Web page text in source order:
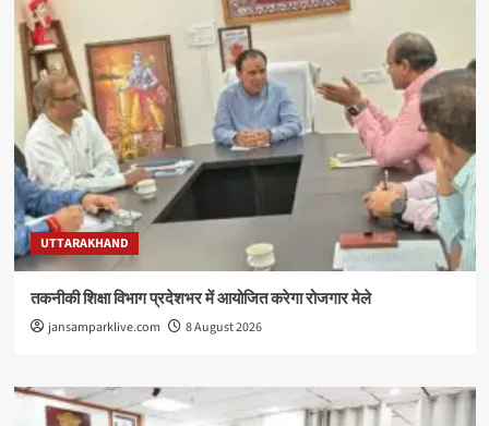
UTTARAKHAND
तकनीकी शिक्षा विभाग प्रदेशभर में आयोजित करेगा रोजगार मेले
jansamparklive.com 8 August 2026